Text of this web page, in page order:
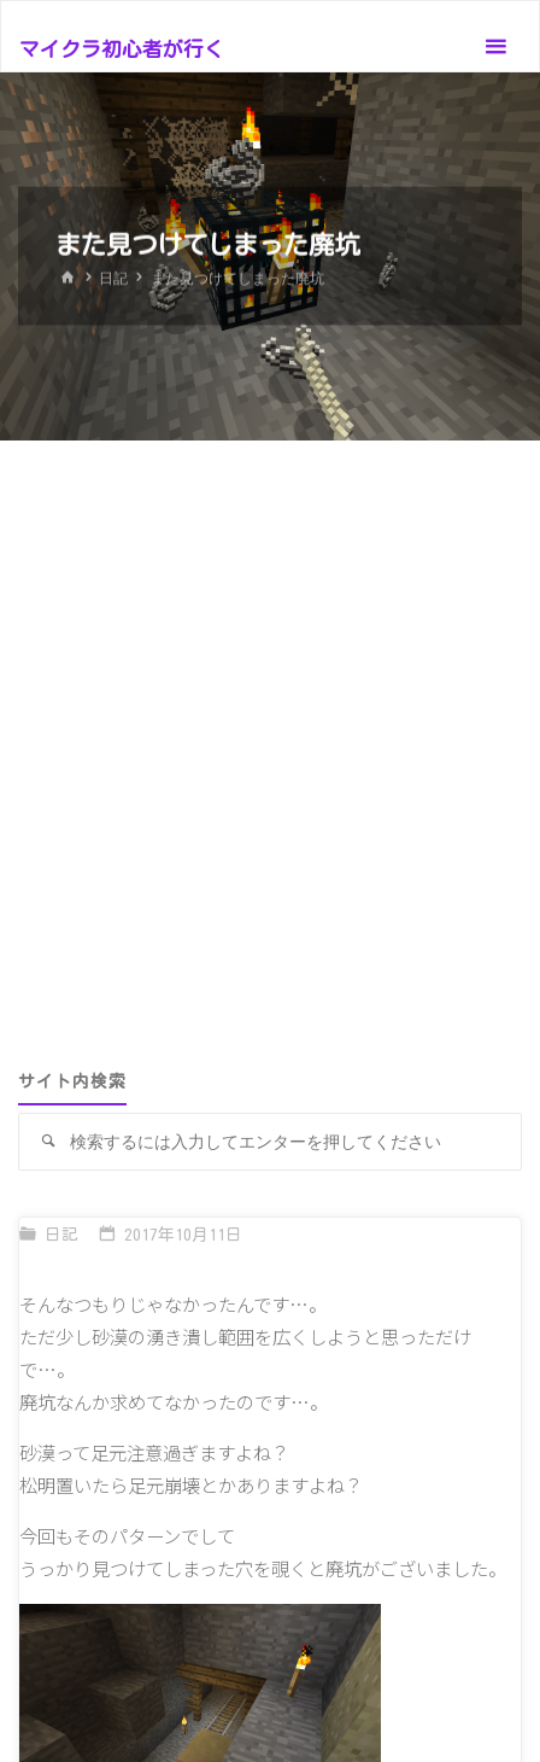
テ
マイクラ初心者が行く
また見つけてしまった廃坑
ホ
ー
ム
日記 また見つけてしまった廃坑
サイト内検索
検
日記 2017年10月11日
そんなつもりじゃなかったんです…。
ただ少し砂漠の湧き潰し範囲を広くしようと思っただけ
で…。
廃坑なんか求めてなかったのです…。
砂漠って足元注意過ぎますよね？
松明置いたら足元崩壊とかありますよね？
今回もそのパターンでして
うっかり見つけてしまった穴を覗くと廃坑がございました。